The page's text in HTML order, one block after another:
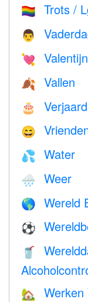
🏳️‍🌈 Trots /
👨
💘
🍂 Vallen
🎂
😄
💦 Water
🌧 Weer
🌎 Wereld
⚽
🥤
🏡 Werken